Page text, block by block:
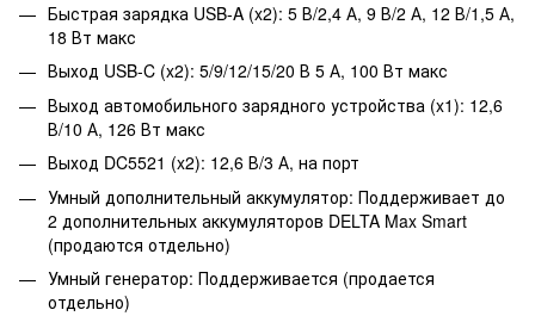
Быстрая зарядка USB-A (x2): 5 В/2,4 А, 9 В/2 А, 12 В/1,5 А,
18 Вт макс
Выход USB-C (x2): 5/9/12/15/20 В 5 А, 100 Вт макс
Выход автомобильного зарядного устройства (x1): 12,6
В/10 А, 126 Вт макс
Выход DC5521 (x2): 12,6 В/3 А, на порт
Умный дополнительный аккумулятор: Поддерживает до
2 дополнительных аккумуляторов DELTA Max Smart
(продаются отдельно)
Умный генератор: Поддерживается (продается
отдельно)